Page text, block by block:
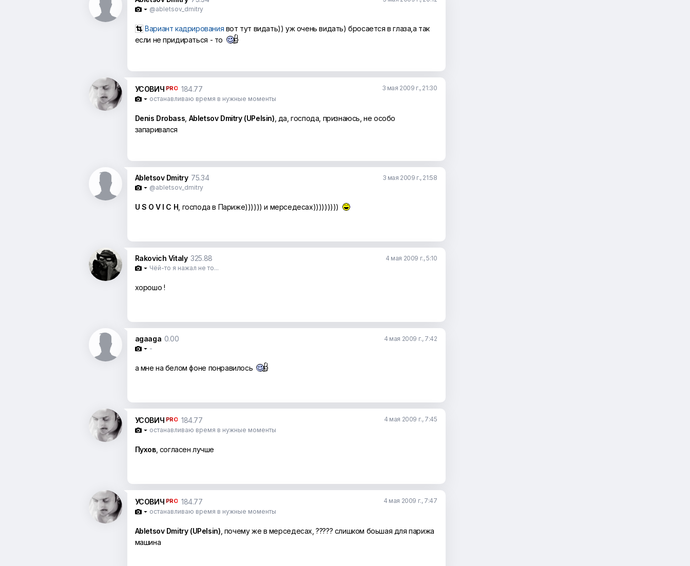
 @abletsov_dmitry
Вариант кадрирования вот тут видать)) уж очень видать) бросается в глаза,а так
если не придираться - то
УСОВИЧ PRO 184.77 3 мая 2009 г., 21:30
 останавливаю время в нужные моменты
Denis Drobass Abletsov Dmitry (UPelsin) , да, господа, признаюсь, не особо
запаривался
Abletsov Dmitry 75.34 3 мая 2009 г., 21:58
 @abletsov_dmitry
U S O V I C H , господа в Париже)))))) и мерседесах)))))))))
Rakovich Vitaly 325.88 4 мая 2009 г., 5:10
 Чёй-то я нажал не то...
хорошо !
agaaga 0.00 4 мая 2009 г., 7:42
 -
а мне на белом фоне понравилось
УСОВИЧ PRO 184.77 4 мая 2009 г., 7:45
 останавливаю время в нужные моменты
Пухов, согласен лучше
УСОВИЧ PRO 184.77 4 мая 2009 г., 7:47
 останавливаю время в нужные моменты
Abletsov Dmitry (UPelsin) , почему же в мерседесах, ????? слишком боьшая для парижа
машина